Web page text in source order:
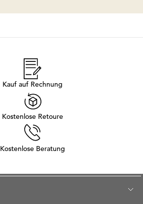
Kauf auf Rechnung
Kostenlose Retoure
Kostenlose Beratung